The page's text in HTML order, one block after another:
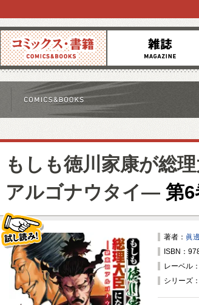
コミックス 雑誌
もしも徳川家康が総
アルゴナウタイ― 第6
著者： 眞
ISBN：
レーベル：
シリーズ：
試し読み！